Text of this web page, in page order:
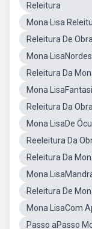
Releitura
Mona Lisa
Releitura De
Mona
Releitura Da
Mona
Releitura Da
Mona LisaDe
Reeleitura Da
Releitura Da
Mona
Releitura De
Mona LisaCom
Passo aPasso